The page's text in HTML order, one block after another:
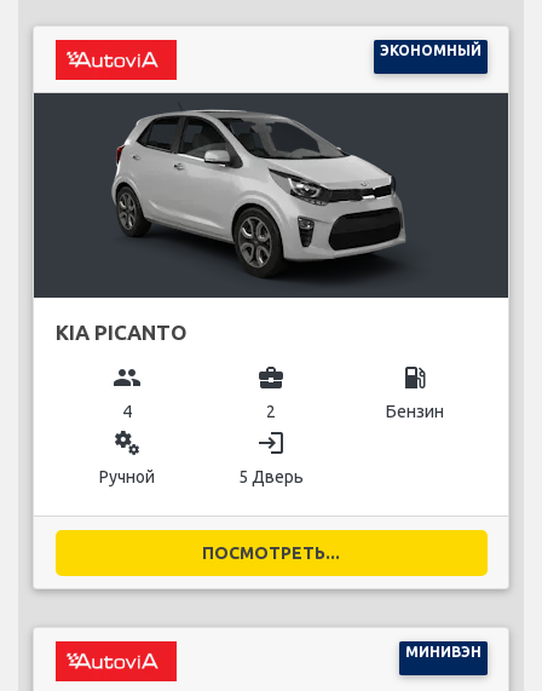
ЭКОНОМНЫЙ
KIA PICANTO
group
4
business_center
2
local_gas_station
Бензин
miscellaneous_services
Ручной
login
5 Дверь
ПОСМОТРЕТЬ...
МИНИВЭН